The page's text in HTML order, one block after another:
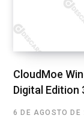
CloudMoe
Digital Edition
6 DE AGOSTO DE